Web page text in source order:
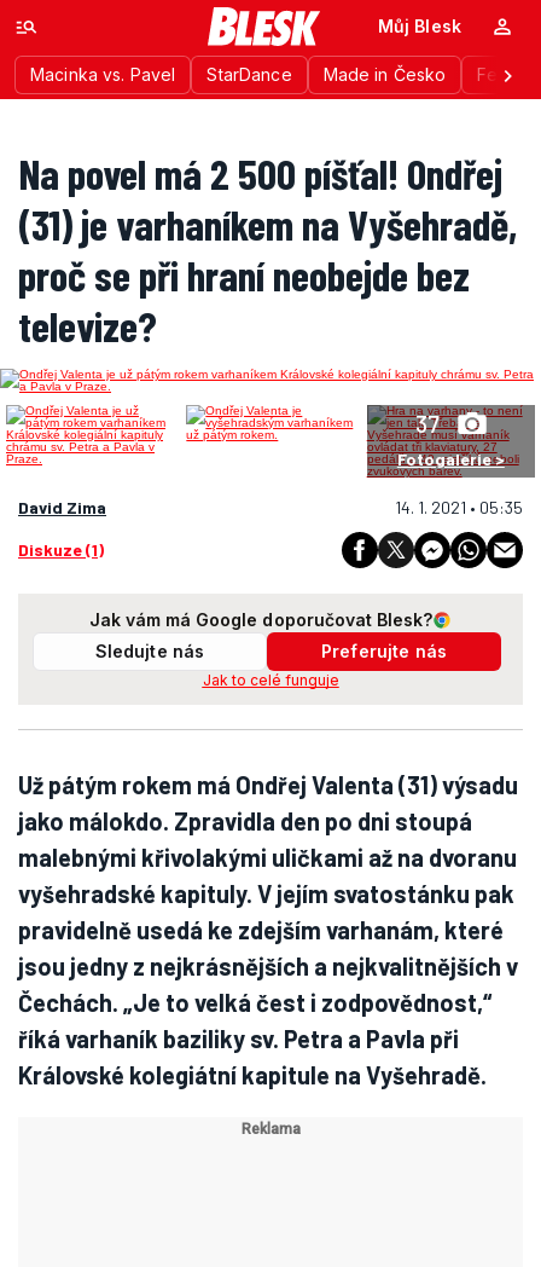
Macinka vs. Pavel StarDance Made in Česko
Můj Blesk
Na povel má 2 500 píšťal! Ondřej
(31) je varhaníkem na Vyšehradě,
proč se při hraní neobejde bez
televize?
37
Fotogalerie >
David Zima 14. 1. 2021 • 05:35
Diskuze (1)
Jak vám má Google doporučovat Blesk?
Sledujte nás
Preferujte nás
Jak to celé funguje
Už pátým rokem má Ondřej Valenta (31) výsadu
jako málokdo. Zpravidla den po dni stoupá
malebnými křivolakými uličkami až na dvoranu
vyšehradské kapituly. V jejím svatostánku pak
pravidelně usedá ke zdejším varhanám, které
jsou jedny z nejkrásnějších a nejkvalitnějších v
Čechách. „Je to velká čest i zodpovědnost,“
říká varhaník baziliky sv. Petra a Pavla při
Královské kolegiátní kapitule na Vyšehradě.